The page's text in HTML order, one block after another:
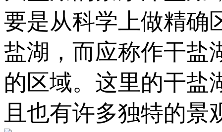
要是从科学上做精确
盐湖，而应称作干盐
的区域。这里的干盐
且也有许多独特的